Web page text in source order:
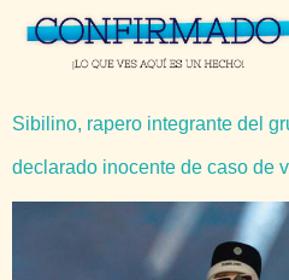
Sibilino, rapero integrante del
declarado inocente de caso de